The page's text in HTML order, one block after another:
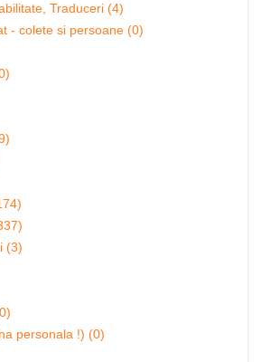
Traduceri (4)
- colete si persoane (0)
(3)
personala !) (0)